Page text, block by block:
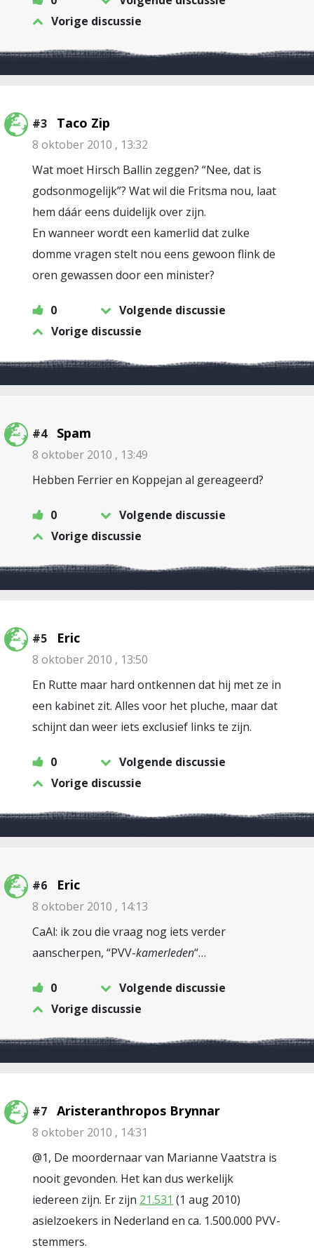
Vorige discussie
#3 Taco Zip
8 oktober 2010 , 13:32
Wat moet Hirsch Ballin zeggen? “Nee, dat is
godsonmogelijk”? Wat wil die Fritsma nou, laat
hem dáár eens duidelijk over zijn.
En wanneer wordt een kamerlid dat zulke
domme vragen stelt nou eens gewoon flink de
oren gewassen door een minister?
0
Volgende discussie
Vorige discussie
#4 Spam
8 oktober 2010 , 13:49
Hebben Ferrier en Koppejan al gereageerd?
0
Volgende discussie
Vorige discussie
#5 Eric
8 oktober 2010 , 13:50
En Rutte maar hard ontkennen dat hij met ze in
een kabinet zit. Alles voor het pluche, maar dat
schijnt dan weer iets exclusief links te zijn.
0
Volgende discussie
Vorige discussie
#6 Eric
8 oktober 2010 , 14:13
CaAl: ik zou die vraag nog iets verder
aanscherpen, “PVV-kamerleden“…
0
Volgende discussie
Vorige discussie
#7 Aristeranthropos Brynnar
8 oktober 2010 , 14:31
@1, De moordernaar van Marianne Vaatstra is
nooit gevonden. Het kan dus werkelijk
iedereen zijn. Er zijn 21.531 (1 aug 2010)
asielzoekers in Nederland en ca. 1.500.000 PVV-
stemmers.